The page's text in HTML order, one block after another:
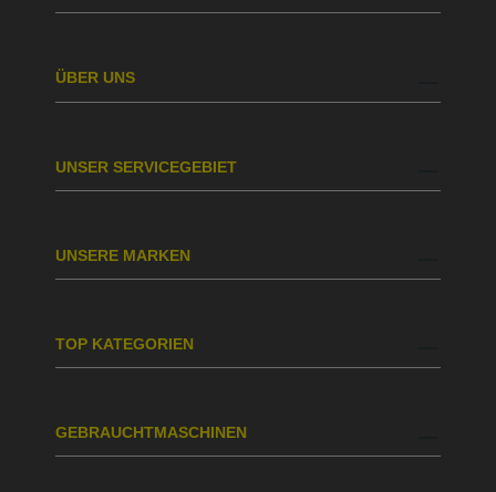
ÜBER UNS
UNSER SERVICEGEBIET
UNSERE MARKEN
TOP KATEGORIEN
GEBRAUCHTMASCHINEN